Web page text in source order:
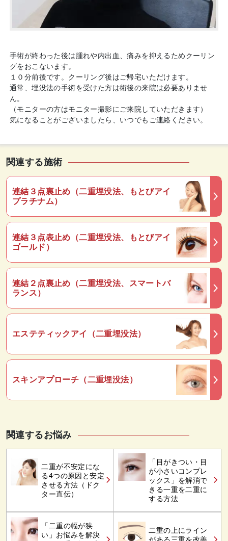
手術が終わった後は腫れや内出血、痛みを抑えるためクーリン
グをおこないます。
１０分前後です。クーリング後はご帰宅いただけます。
通常、埋没法の手術を受けた方は術後の来院は必要ありませ
ん。
（モニターの方はモニター撮影にご来院していただきます）
気になることがございましたら、いつでもご連絡ください。
関連する施術
連結３点裏止め（二重埋没法、もとびアイ
プラチナム）
連結３点表止め（二重埋没法、もとびアイ
ゴールド）
連結２点裏止め（二重埋没法、スマートバ
ランス）
エステティックアイ（二重埋没法）
スキンアプローチ（二重埋没法）
関連するお悩み
二重が不安定にな
る4つの原因と安定
させる方法（ドク
ター直伝）
「目がきつい・目
が小さいコンプレ
ックス」を解消で
きる一重を二重に
する方法
「二重の幅が狭
い」お悩みを解決
二重の上にライン